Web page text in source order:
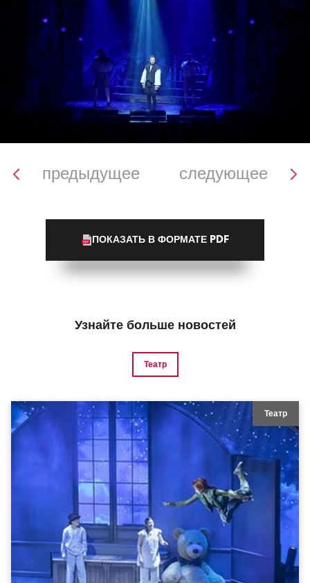
предыдущее следующее
ПОКАЗАТЬ В ФОРМАТЕ PDF
Узнайте больше новостей
Театр
Театр